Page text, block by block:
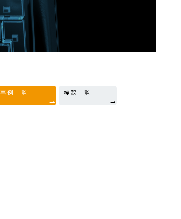
事例一覧 機器一覧